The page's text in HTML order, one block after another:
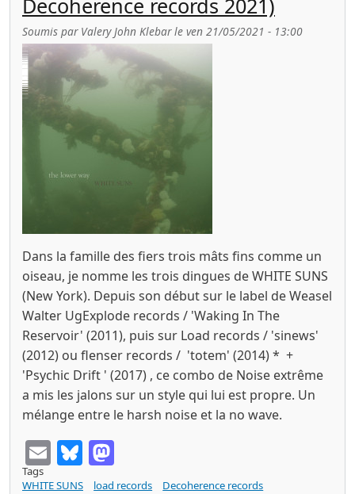
Decoherence records 2021)
Soumis par Valery John Klebarle ven 21/05/2021 - 13:00
Dans la famille des fiers trois mâts fins comme un
oiseau, je nomme les trois dingues de WHITE SUNS
(New York). Depuis son début sur le label de Weasel
Walter UgExplode records / 'Waking In The
Reservoir' (2011), puis sur Load records / 'sinews'
(2012) ou flenser records / 'totem' (2014) * +
'Psychic Drift ' (2017) , ce combo de Noise extrême
a mis les jalons sur un style qui lui est propre. Un
mélange entre le harsh noise et la no wave.
EmailBluesky
Tags
WHITE SUNS
load records
Decoherence records